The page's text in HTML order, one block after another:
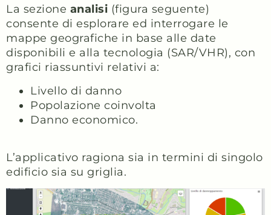
La sezione analisi (figura seguente)
consente di esplorare ed interrogare le
mappe geografiche in base alle date
disponibili e alla tecnologia (SAR/VHR), con
grafici riassuntivi relativi a:
Livello di danno
Popolazione coinvolta
Danno economico.
L’applicativo ragiona sia in termini di singolo
edificio sia su griglia.